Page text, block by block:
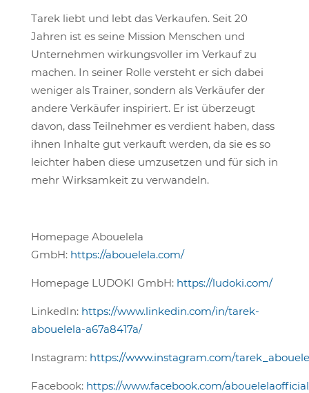
Tarek liebt und lebt das Verkaufen. Seit 20
Jahren ist es seine Mission Menschen und
Unternehmen wirkungsvoller im Verkauf zu
machen. In seiner Rolle versteht er sich dabei
weniger als Trainer, sondern als Verkäufer der
andere Verkäufer inspiriert. Er ist überzeugt
davon, dass Teilnehmer es verdient haben, dass
ihnen Inhalte gut verkauft werden, da sie es so
leichter haben diese umzusetzen und für sich in
mehr Wirksamkeit zu verwandeln.
Homepage Abouelela
GmbH: https://abouelela.com/
Homepage LUDOKI GmbH: https://ludoki.com/
LinkedIn: https://www.linkedin.com/in/tarek-
abouelela-a67a8417a/
Instagram: https://www.instagram.com/
Facebook: https://www.facebook.com/